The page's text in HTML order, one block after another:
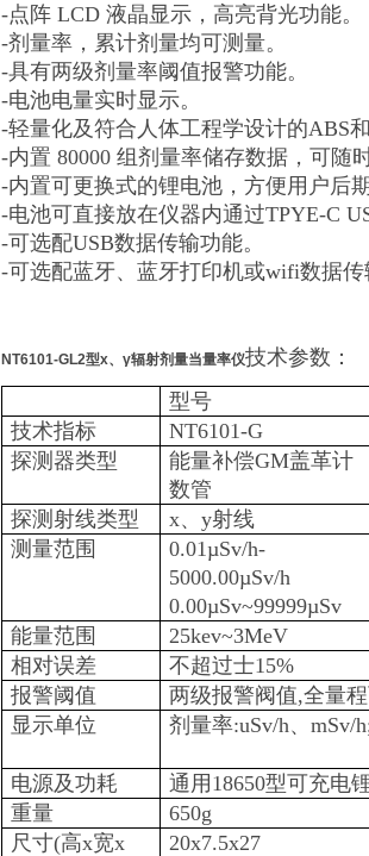
-点阵 LCD 液晶显示，高亮背光功能。
-剂量率，累计剂量均可测量。
-具有两级剂量率阈值报警功能。
-电池电量实时显示。
-轻量化及符合人体工程学设计的ABS
-内置 80000 组剂量率储存数据，可随
-内置可更换式的锂电池，方便用户后期
-电池可直接放在仪器内通过TPYE-C
-可选配USB数据传输功能。
-可选配蓝牙、蓝牙打印机或wifi数据传
NT6101-GL2型х、γ辐射剂量当量率仪技术参数：
型号
技术指标
NT6101-G
探测器类型
能量补偿GM盖革计
数管
探测射线类型 x、y射线
测量范围
0.01µSv/h-
5000.00µSv/h
0.00µSv~99999µSv
能量范围
25kev~3MeV
相对误差
不超过士15%
报警阈值
两级报警阀值,全量
显示单位
剂量率:uSv/h、mSv/
电源及功耗
通用18650型可充电
重量
650g
尺寸(高x宽x
20x7.5x27